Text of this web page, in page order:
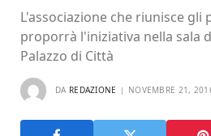
L'associazione che riunisce gli
proporrà l'iniziativa nella sala
Palazzo di Città
DA REDAZIONE NOVEMBRE 21,